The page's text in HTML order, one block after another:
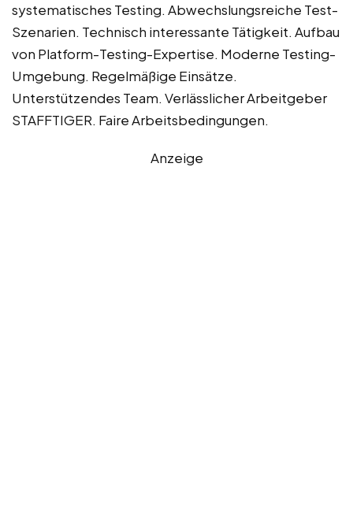
systematisches Testing. Abwechslungsreiche Test-
Szenarien. Technisch interessante Tätigkeit. Aufbau
von Platform-Testing-Expertise. Moderne Testing-
Umgebung. Regelmäßige Einsätze.
Unterstützendes Team. Verlässlicher Arbeitgeber
STAFFTIGER. Faire Arbeitsbedingungen.
Anzeige